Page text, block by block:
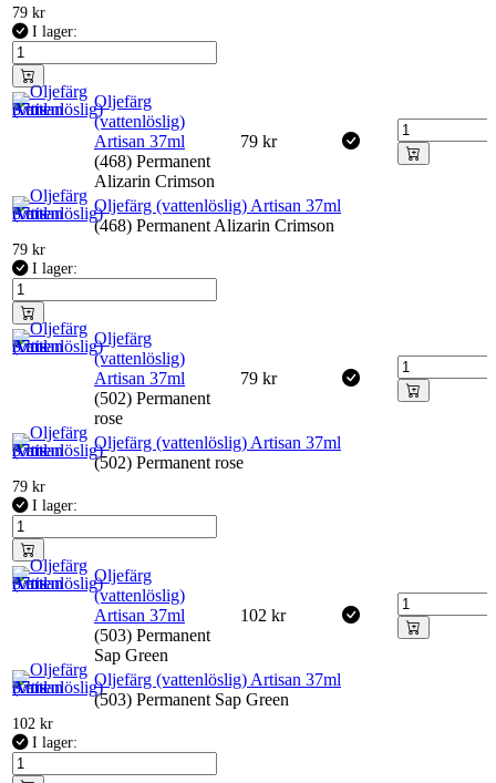
79 kr
I lager:
Oljefärg
(vattenlöslig)
Artisan 37ml
(468) Permanent
Alizarin Crimson
79 kr
Oljefärg (vattenlöslig) Artisan 37ml
(468) Permanent Alizarin Crimson
79 kr
I lager:
Oljefärg
(vattenlöslig)
Artisan 37ml
(502) Permanent
rose
79 kr
Oljefärg (vattenlöslig) Artisan 37ml
(502) Permanent rose
79 kr
I lager:
Oljefärg
(vattenlöslig)
Artisan 37ml
(503) Permanent
Sap Green
102 kr
Oljefärg (vattenlöslig) Artisan 37ml
(503) Permanent Sap Green
102 kr
I lager: